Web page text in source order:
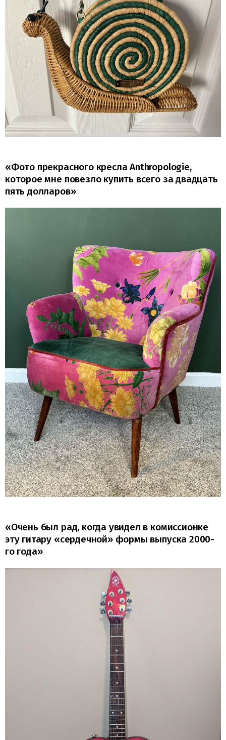
«Фото прекрасного кресла Anthropologie,
которое мне повезло купить всего за двадцать
пять долларов»
«Очень был рад, когда увидел в комиссионке
эту гитару «сердечной» формы выпуска 2000-
го года»